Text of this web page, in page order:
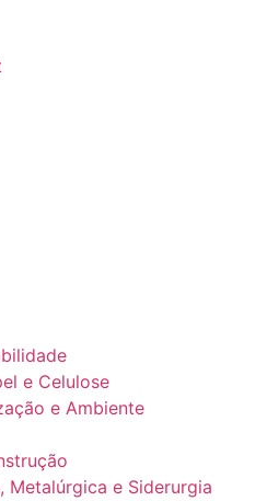
e Celulose
e Ambiente
Metalúrgica e Siderurgia